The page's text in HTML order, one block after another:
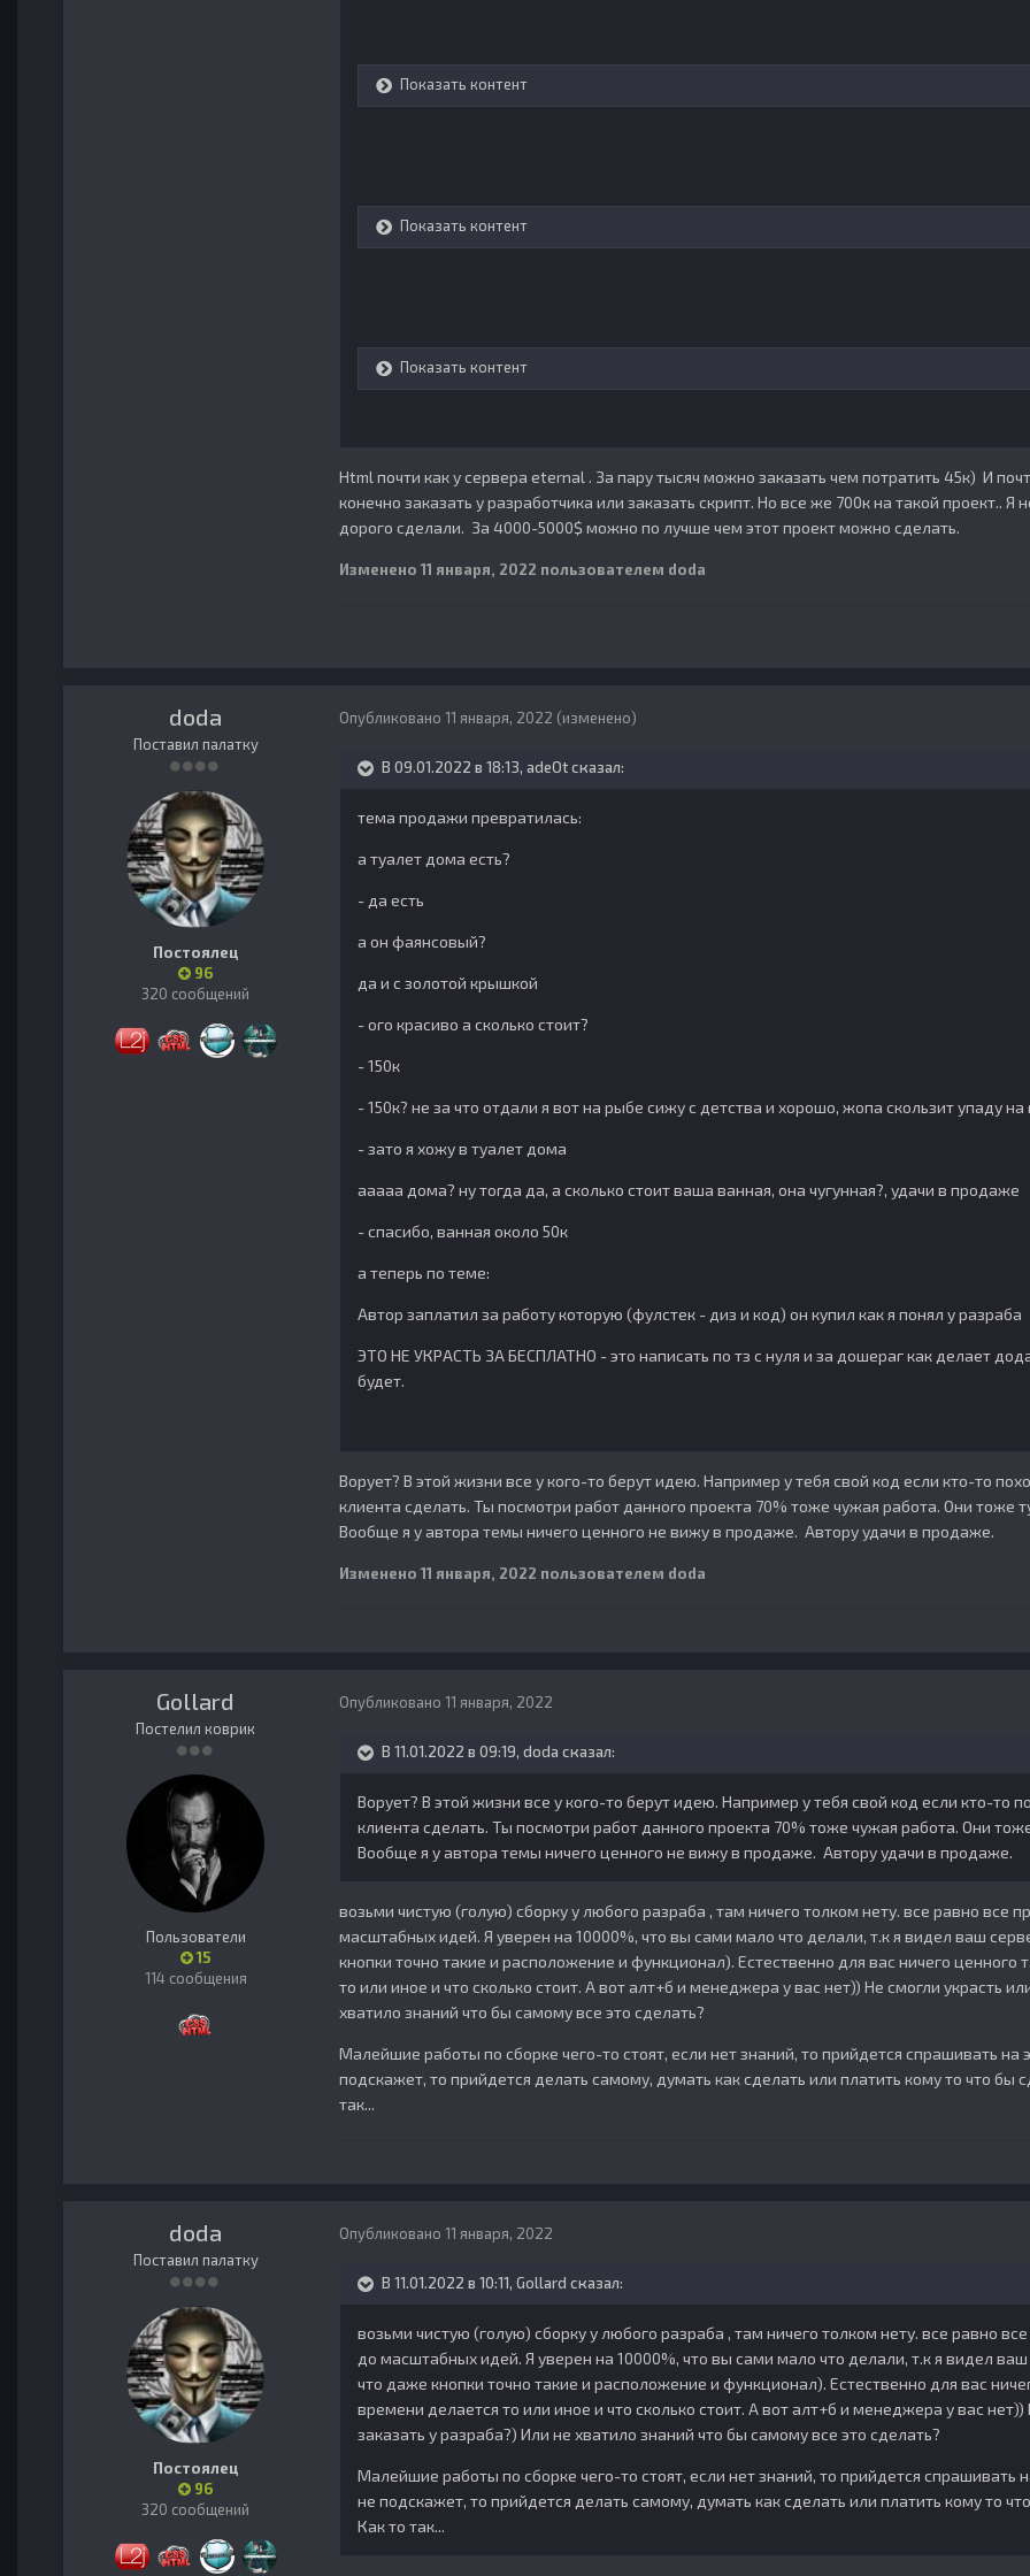
Показать контент
Показать контент
Показать контент
Html почти как у сервера eternal . За пару тысяч можно заказать чем потратить 45к) И
конечно заказать у разработчика или заказать скрипт. Но все же 700к на такой проект..
дорого сделали. За 4000-5000$ можно по лучше чем этот проект можно сделать.
Изменено 11 января, 2022 пользователем doda
doda
Поставил палатку
Постоялец
96
320 сообщений
Опубликовано 11 января, 2022 (изменено)
В 09.01.2022 в 18:13, adeOtсказал:
тема продажи превратилась:
а туалет дома есть?
- да есть
а он фаянсовый?
да и с золотой крышкой
- ого красиво а сколько стоит?
- 150к
- 150к? не за что отдали я вот на рыбе сижу с детства и хорошо, жопа скользит упаду
- зато я хожу в туалет дома
ааааа дома? ну тогда да, а сколько стоит ваша ванная, она чугунная?, удачи в продаже
- спасибо, ванная около 50к
а теперь по теме:
Автор заплатил за работу которую (фулстек - диз и код) он купил как я понял у разраба
ЭТО НЕ УКРАСТЬ ЗА БЕСПЛАТНО - это написать по тз с нуля и за дошераг как делает
будет.
Ворует? В этой жизни все у кого-то берут идею. Например у тебя свой код если кто-то
клиента сделать. Ты посмотри работ данного проекта 70% тоже чужая работа. Они тоже
Вообще я у автора темы ничего ценного не вижу в продаже. Автору удачи в продаже.
Изменено 11 января, 2022 пользователем doda
Gollard
Постелил коврик
Пользователи
15
114 сообщения
Опубликовано 11 января, 2022
В 11.01.2022 в 09:19, doda сказал:
Ворует? В этой жизни все у кого-то берут идею. Например у тебя свой код если кто-то
клиента сделать. Ты посмотри работ данного проекта 70% тоже чужая работа. Они
Вообще я у автора темы ничего ценного не вижу в продаже. Автору удачи в продаже.
возьми чистую (голую) сборку у любого разраба , там ничего толком нету. все равно все
масштабных идей. Я уверен на 10000%, что вы сами мало что делали, т.к я видел ваш
кнопки точно такие и расположение и функционал). Естественно для вас ничего
то или иное и что сколько стоит. А вот алт+б и менеджера у вас нет)) Не смогли украсть
хватило знаний что бы самому все это сделать?
Малейшие работы по сборке чего-то стоят, если нет знаний, то прийдется спрашивать
подскажет, то прийдется делать самому, думать как сделать или платить кому то что
так...
doda
Поставил палатку
Постоялец
96
320 сообщений
Опубликовано 11 января, 2022
В 11.01.2022 в 10:11, Gollard сказал:
возьми чистую (голую) сборку у любого разраба , там ничего толком нету. все равно
до масштабных идей. Я уверен на 10000%, что вы сами мало что делали, т.к я видел
что даже кнопки точно такие и расположение и функционал). Естественно для вас
времени делается то или иное и что сколько стоит. А вот алт+б и менеджера у вас
заказать у разраба?) Или не хватило знаний что бы самому все это сделать?
Малейшие работы по сборке чего-то стоят, если нет знаний, то прийдется спрашивать
не подскажет, то прийдется делать самому, думать как сделать или платить кому то
Как то так...